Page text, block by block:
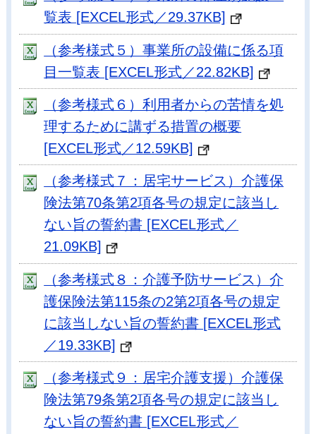
覧表 [EXCEL形式／29.37KB]
（参考様式５）事業所の設備に係る項
目一覧表 [EXCEL形式／22.82KB]
（参考様式６）利用者からの苦情を処
理するために講ずる措置の概要
[EXCEL形式／12.59KB]
（参考様式７：居宅サービス）介護保
険法第70条第2項各号の規定に該当し
ない旨の誓約書 [EXCEL形式／
21.09KB]
（参考様式８：介護予防サービス）介
護保険法第115条の2第2項各号の規定
に該当しない旨の誓約書 [EXCEL形式
／19.33KB]
（参考様式９：居宅介護支援）介護保
険法第79条第2項各号の規定に該当し
ない旨の誓約書 [EXCEL形式／